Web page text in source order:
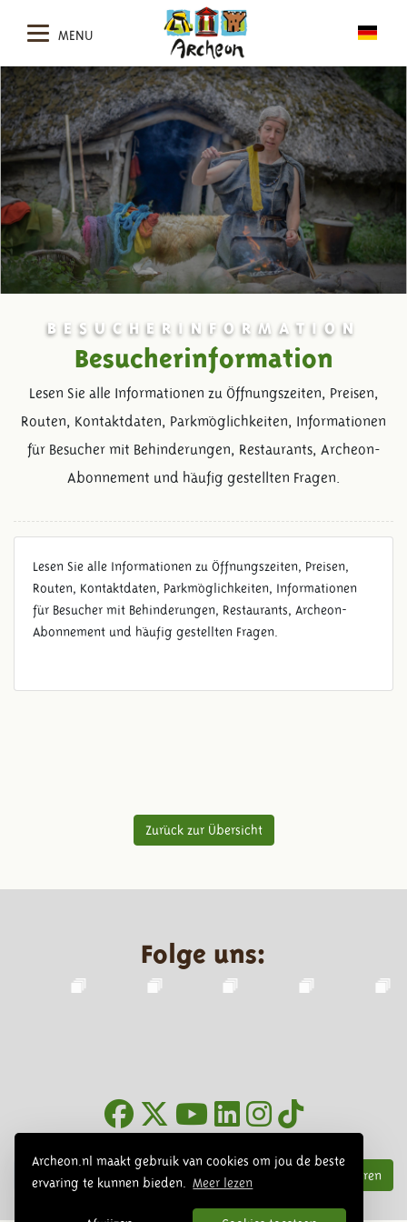
Archeon.nl maakt gebruik van cookies om jou de beste
ervaring te kunnen bieden.
Meer lezen
MENU
BESUCHERINFORMATION
Besucherinformation
Lesen Sie alle Informationen zu Öffnungszeiten, Preisen,
Routen, Kontaktdaten, Parkmöglichkeiten, Informationen
für Besucher mit Behinderungen, Restaurants, Archeon-
Abonnement und häufig gestellten Fragen.
Lesen Sie alle Informationen zu Öffnungszeiten, Preisen,
Routen, Kontaktdaten, Parkmöglichkeiten, Informationen
für Besucher mit Behinderungen, Restaurants, Archeon-
Abonnement und häufig gestellten Fragen.
Zurück zur Übersicht
Folge uns:
Abonnieren